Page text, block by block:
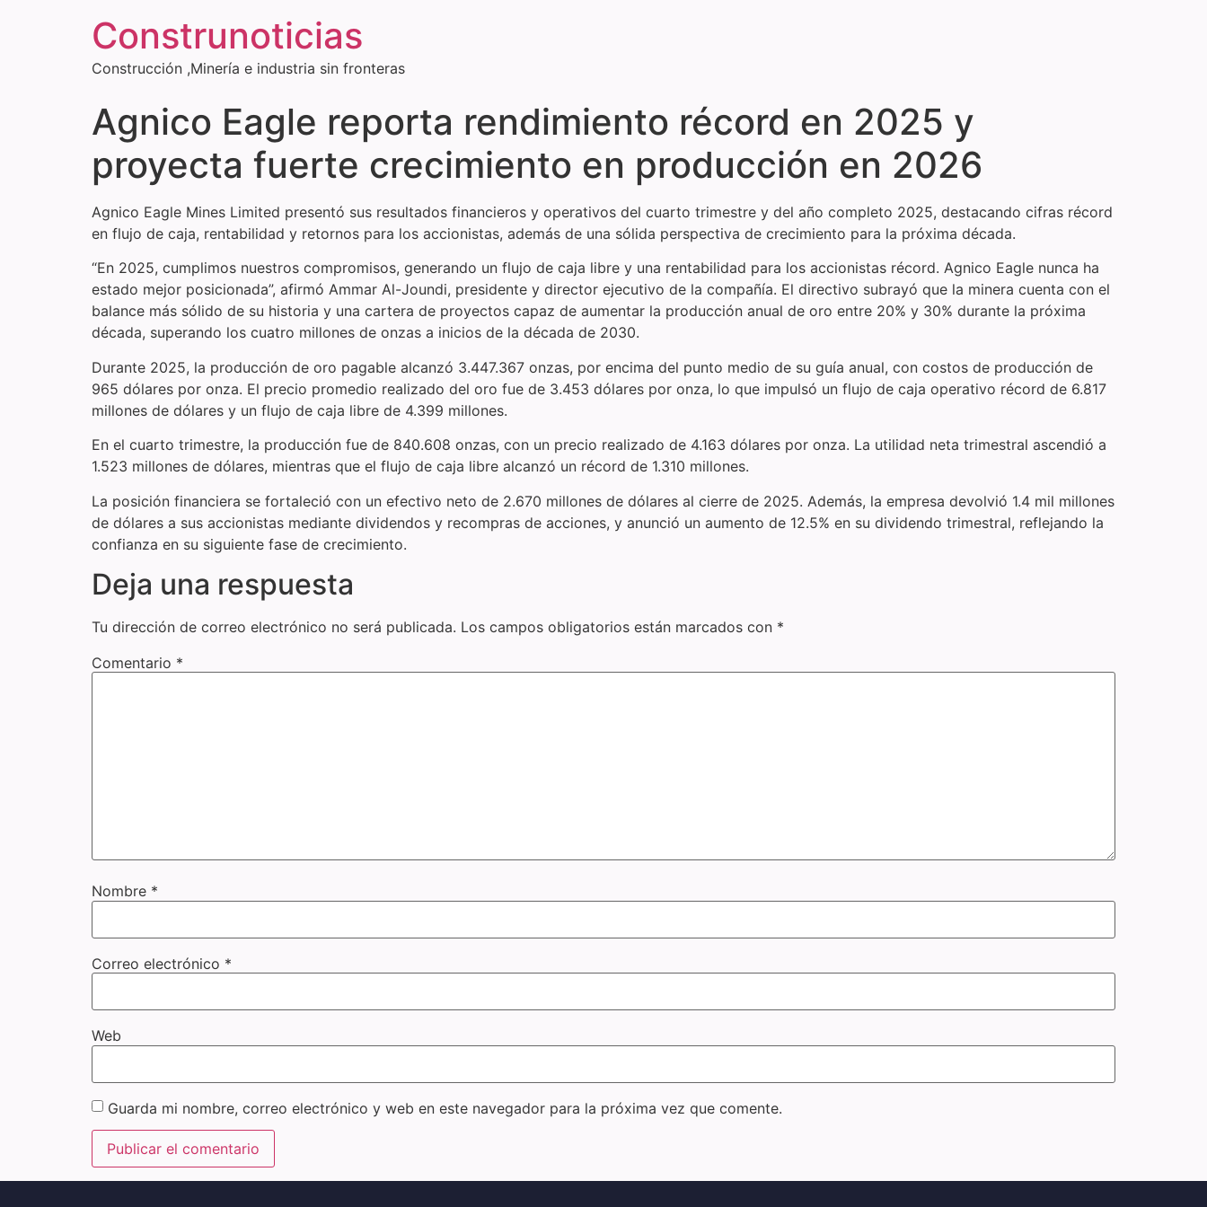
Construnoticias
Construcción ,Minería e industria sin fronteras
Agnico Eagle reporta rendimiento récord en 2025 y
proyecta fuerte crecimiento en producción en 2026
Agnico Eagle Mines Limited presentó sus resultados financieros y operativos del cuarto trimestre y del año completo 2025, destacando cifras récord
en flujo de caja, rentabilidad y retornos para los accionistas, además de una sólida perspectiva de crecimiento para la próxima década.
“En 2025, cumplimos nuestros compromisos, generando un flujo de caja libre y una rentabilidad para los accionistas récord. Agnico Eagle nunca ha
estado mejor posicionada”, afirmó Ammar Al-Joundi, presidente y director ejecutivo de la compañía. El directivo subrayó que la minera cuenta con el
balance más sólido de su historia y una cartera de proyectos capaz de aumentar la producción anual de oro entre 20% y 30% durante la próxima
década, superando los cuatro millones de onzas a inicios de la década de 2030.
Durante 2025, la producción de oro pagable alcanzó 3.447.367 onzas, por encima del punto medio de su guía anual, con costos de producción de
965 dólares por onza. El precio promedio realizado del oro fue de 3.453 dólares por onza, lo que impulsó un flujo de caja operativo récord de 6.817
millones de dólares y un flujo de caja libre de 4.399 millones.
En el cuarto trimestre, la producción fue de 840.608 onzas, con un precio realizado de 4.163 dólares por onza. La utilidad neta trimestral ascendió a
1.523 millones de dólares, mientras que el flujo de caja libre alcanzó un récord de 1.310 millones.
La posición financiera se fortaleció con un efectivo neto de 2.670 millones de dólares al cierre de 2025. Además, la empresa devolvió 1.4 mil millones
de dólares a sus accionistas mediante dividendos y recompras de acciones, y anunció un aumento de 12.5% en su dividendo trimestral, reflejando la
confianza en su siguiente fase de crecimiento.
Deja una respuesta
Tu dirección de correo electrónico no será publicada. Los campos obligatorios están marcados con *
Comentario *
Nombre *
Correo electrónico *
Web
Guarda mi nombre, correo electrónico y web en este navegador para la próxima vez que comente.